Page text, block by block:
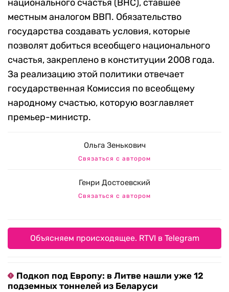
национального счастья (ВНС), ставшее
местным аналогом ВВП. Обязательство
государства создавать условия, которые
позволят добиться всеобщего национального
счастья, закреплено в конституции 2008 года.
За реализацию этой политики отвечает
государственная Комиссия по всеобщему
народному счастью, которую возглавляет
премьер-министр.
Ольга Зенькович
Связаться с автором
Генри Достоевский
Связаться с автором
Объясняем происходящее. RTVI в Telegram
Подкоп под Европу: в Литве нашли уже 12
подземных тоннелей из Беларуси